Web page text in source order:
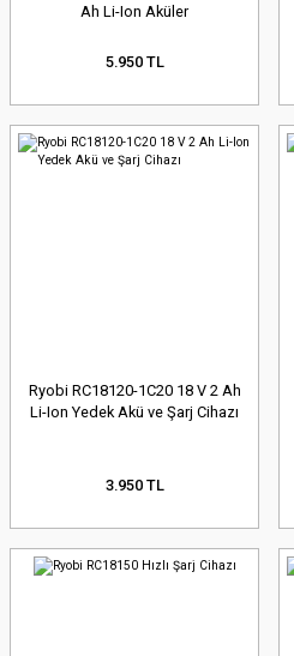
Ah Li-Ion Aküler
5.950 TL
Ryobi RC18120-1C20 18 V 2 Ah
Li-Ion Yedek Akü ve Şarj Cihazı
3.950 TL